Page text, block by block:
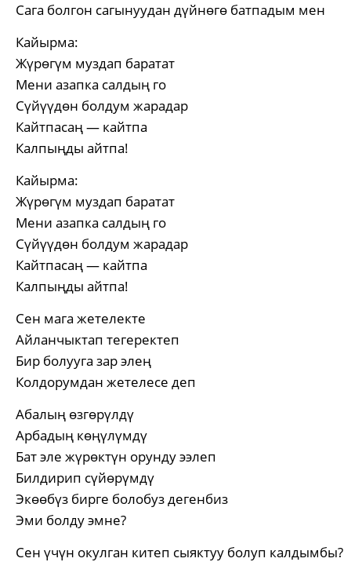
Сага болгон сагынуудан дүйнөгө батпадым мен
Кайырма:
Жүрөгүм муздап баратат
Мени азапка салдың го
Сүйүүдөн болдум жарадар
Кайтпасаң — кайтпа
Калпыңды айтпа!
Кайырма:
Жүрөгүм муздап баратат
Мени азапка салдың го
Сүйүүдөн болдум жарадар
Кайтпасаң — кайтпа
Калпыңды айтпа!
Сен мага жетелекте
Айланчыктап тегеректеп
Бир болууга зар элең
Колдорумдан жетелесе деп
Абалың өзгөрүлдү
Арбадың көңүлүмдү
Бат эле жүрөктүн орунду ээлеп
Билдирип сүйөрүмдү
Экөөбүз бирге болобуз дегенбиз
Эми болду эмне?
Сен үчүн окулган китеп сыяктуу болуп калдымбы?